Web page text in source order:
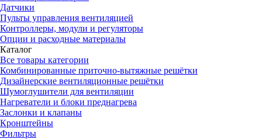
Датчики
Пульты управления вентиляцией
Контроллеры, модули и регуляторы
Опции и расходные материалы
Каталог
Все товары категории
Комбинированные приточно-вытяжные решётки
Дизайнерские вентиляционные решётки
Шумоглушители для вентиляции
Нагреватели и блоки преднагрева
Заслонки и клапаны
Кронштейны
Фильтры